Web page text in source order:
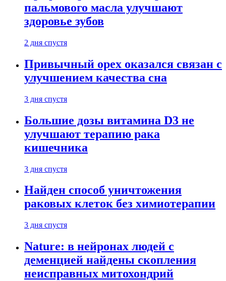
пальмового масла улучшают
здоровье зубов
2 дня спустя
Привычный орех оказался связан с
улучшением качества сна
3 дня спустя
Большие дозы витамина D3 не
улучшают терапию рака
кишечника
3 дня спустя
Найден способ уничтожения
раковых клеток без химиотерапии
3 дня спустя
Nature: в нейронах людей с
деменцией найдены скопления
неисправных митохондрий